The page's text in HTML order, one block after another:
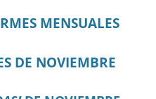
MENSUALES
DE NOVIEMBRE